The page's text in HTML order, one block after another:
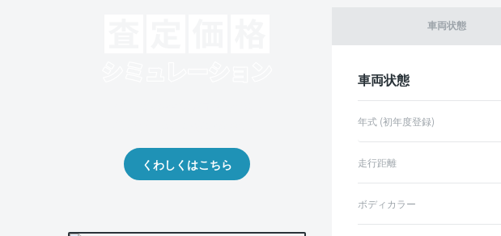
車両状態
車両状態
年式 (初年度登録)
走行距離
ボディカラー
くわしくはこちら